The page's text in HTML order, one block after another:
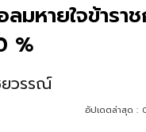
มหายใจข้ารา
%
ยวรรณ์
อัปเดตล่าสุด :